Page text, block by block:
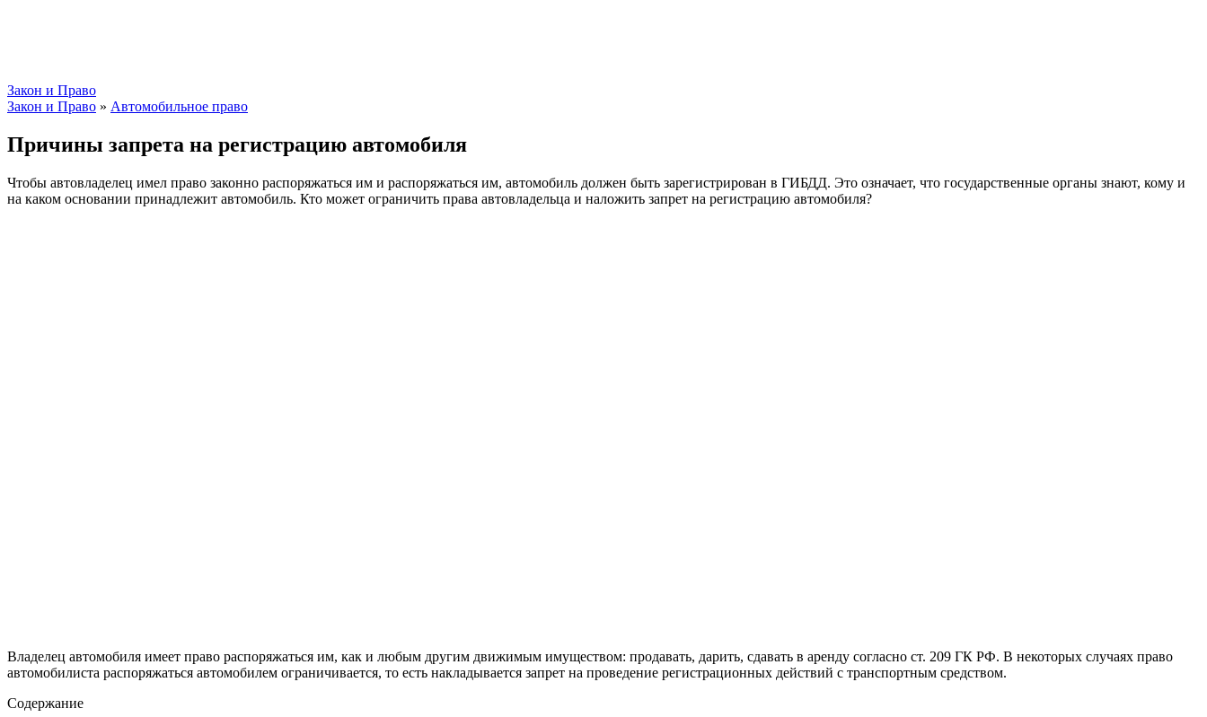
Закон и Право
Закон и Право » Автомобильное право
Причины запрета на регистрацию автомобиля
Чтобы автовладелец имел право законно распоряжаться им и распоряжаться им, автомобиль должен быть зарегистрирован в ГИБДД. Это означает, что государственные органы знают, кому и
на каком основании принадлежит автомобиль. Кто может ограничить права автовладельца и наложить запрет на регистрацию автомобиля?
Владелец автомобиля имеет право распоряжаться им, как и любым другим движимым имуществом: продавать, дарить, сдавать в аренду согласно ст. 209 ГК РФ. В некоторых случаях право
автомобилиста распоряжаться автомобилем ограничивается, то есть накладывается запрет на проведение регистрационных действий с транспортным средством.
Содержание